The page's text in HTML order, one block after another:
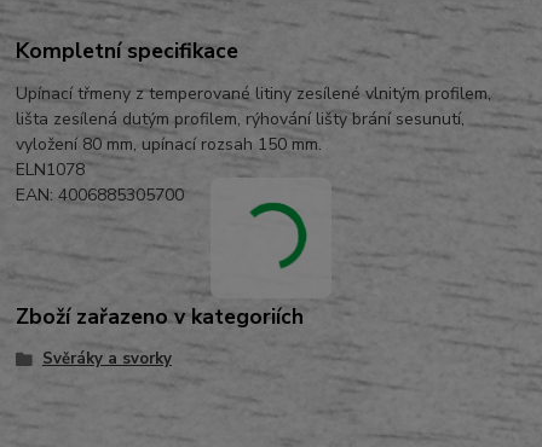
Kompletní specifikace
Upínací třmeny z temperované litiny zesílené vlnitým profilem,
lišta zesílená dutým profilem, rýhování lišty brání sesunutí,
vyložení 80 mm, upínací rozsah 150 mm.
ELN1078
EAN: 4006885305700
Zboží zařazeno v kategoriích
Svěráky a svorky